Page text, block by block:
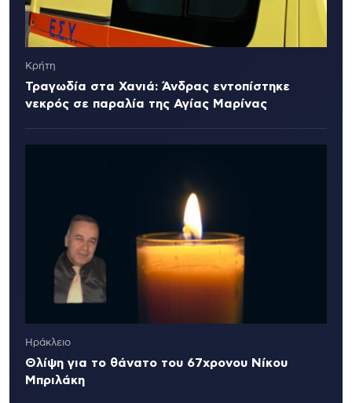
Κρήτη
Τραγωδία στα Χανιά: Άνδρας εντοπίστηκε
νεκρός σε παραλία της Αγίας Μαρίνας
Ηράκλειο
Θλίψη για το θάνατο του 67χρονου Νίκου
Μπριλάκη